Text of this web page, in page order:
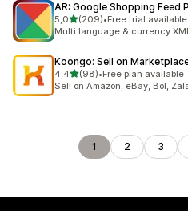
AR: Google Shopping Feed
5,0de 5 estrelas
(209)
209 total de avaliações
•Free trial available
Multi language & currency
Koongo: Sell on
4,4de 5 estrelas
(98)
98 total de avaliações
•Free plan available
Sell on Amazon, eBay, Bol,
1 2 3